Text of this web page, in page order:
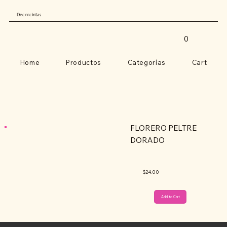
Decorcintas
Home Productos Categorías Cart
0
Add to Cart
FLORERO PELTRE
DORADO
$24.00